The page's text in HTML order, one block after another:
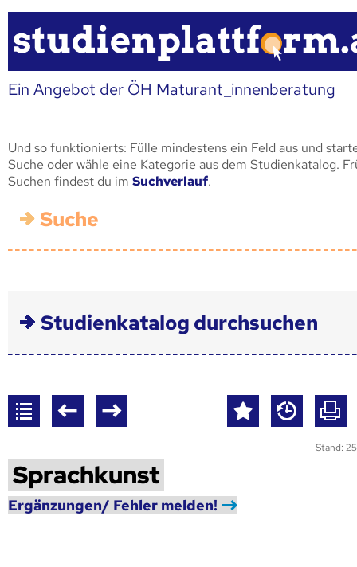
Ein Angebot der ÖH Maturant_innenberatung
Und so funktionierts: Fülle mindestens ein Feld aus und
Suche oder wähle eine Kategorie aus dem Studienkatalog.
Suchen findest du im Suchverlauf.
Suche
Studienkatalog durchsuchen
Stand:
Sprachkunst
Ergänzungen/ Fehler melden!